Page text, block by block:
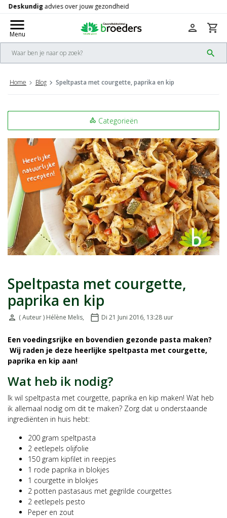
check Gratisverzending vanaf 50,-
menu
Menu
search
person shopping_cart
Home Blog Speltpasta met courgette, paprika en kip
category Categorieën
Speltpasta met courgette,
paprika en kip
person
Door:( Auteur ) Hélène Melis, calendar_today
Geplaatst op:
Di 21 Juni 2016, 13:28 uur
Een voedingsrijke en bovendien gezonde pasta maken?
Wij raden je deze heerlijke speltpasta met courgette,
paprika en kip aan!
Wat heb ik nodig?
Ik wil speltpasta met courgette, paprika en kip maken! Wat heb
ik allemaal nodig om dit te maken? Zorg dat u onderstaande
ingrediënten in huis hebt:
200 gram speltpasta
2 eetlepels olijfolie
150 gram kipfilet in reepjes
1 rode paprika in blokjes
1 courgette in blokjes
2 potten pastasaus met gegrilde courgettes
2 eetlepels pesto
Peper en zout